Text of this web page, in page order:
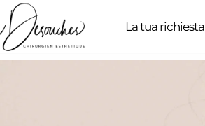
La tua richiesta